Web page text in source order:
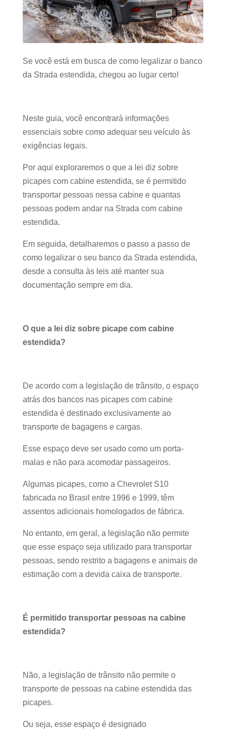
Se você está em busca de como legalizar o banco
da Strada estendida, chegou ao lugar certo!
Neste guia, você encontrará informações
essenciais sobre como adequar seu veículo às
exigências legais.
Por aqui exploraremos o que a lei diz sobre
picapes com cabine estendida, se é permitido
transportar pessoas nessa cabine e quantas
pessoas podem andar na Strada com cabine
estendida.
Em seguida, detalharemos o passo a passo de
como legalizar o seu banco da Strada estendida,
desde a consulta às leis até manter sua
documentação sempre em dia.
O que a lei diz sobre picape com cabine
estendida?
De acordo com a legislação de trânsito, o espaço
atrás dos bancos nas picapes com cabine
estendida é destinado exclusivamente ao
transporte de bagagens e cargas.
Esse espaço deve ser usado como um porta-
malas e não para acomodar passageiros.
Algumas picapes, como a Chevrolet S10
fabricada no Brasil entre 1996 e 1999, têm
assentos adicionais homologados de fábrica.
No entanto, em geral, a legislação não permite
que esse espaço seja utilizado para transportar
pessoas, sendo restrito a bagagens e animais de
estimação com a devida caixa de transporte.
É permitido transportar pessoas na cabine
estendida?
Não, a legislação de trânsito não permite o
transporte de pessoas na cabine estendida das
picapes.
Ou seja, esse espaço é designado